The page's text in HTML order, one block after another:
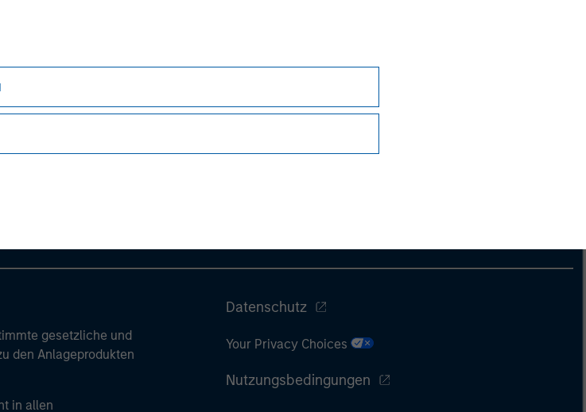
gesetzliche und
den Anlageprodukten
in allen
Datenschutz
Your Privacy Choices
Nutzungsbedingungen